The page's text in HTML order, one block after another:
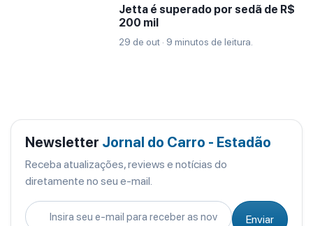
Jetta é superado por sedã de R$
200 mil
29 de out · 9 minutos de leitura.
Newsletter Jornal do Carro - Estadão
Receba atualizações, reviews e notícias do
diretamente no seu e-mail.
Enviar